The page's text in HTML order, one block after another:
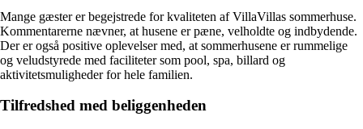
Mange gæster er begejstrede for kvaliteten af VillaVillas sommerhuse.
Kommentarerne nævner, at husene er pæne, velholdte og indbydende.
Der er også positive oplevelser med, at sommerhusene er rummelige
og veludstyrede med faciliteter som pool, spa, billard og
aktivitetsmuligheder for hele familien.
Tilfredshed med beliggenheden